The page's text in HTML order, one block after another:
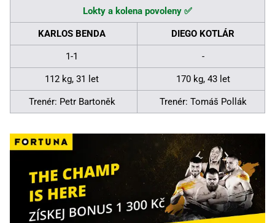
Lokty a kolena povoleny ✅
KARLOS BENDA DIEGO KOTLÁR
1-1 -
112 kg, 31 let 170 kg, 43 let
Trenér: Petr Bartoněk Trenér: Tomáš Pollák